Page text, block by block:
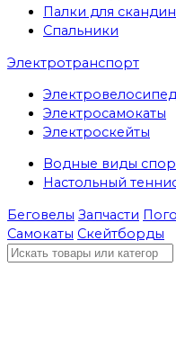
Палки для
Спальники
Электротранспорт
Электросамокаты
Электроскейты
Водные виды
Настольный
Беговелы Запчасти
Самокаты Скейтборды